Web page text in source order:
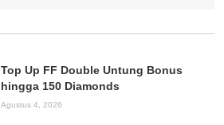
Top Up FF Double Untung Bonus
hingga 150 Diamonds
Agustus 4, 2026